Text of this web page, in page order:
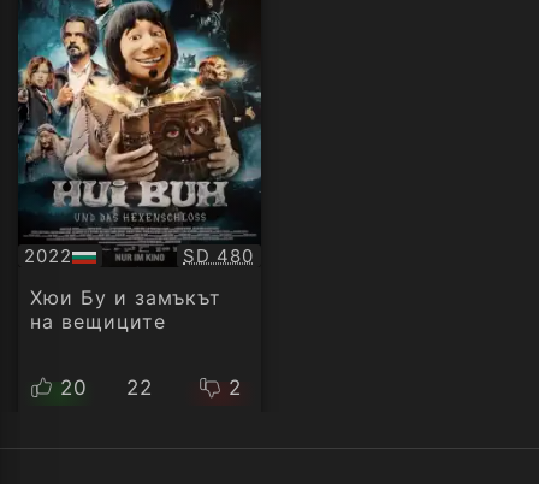
2022
БГ
аудио
Качество:
SD 480
Хюи Бу и замъкът
на вещиците
20 22 2